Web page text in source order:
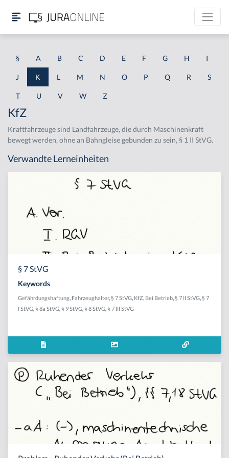
§ A B C D E F G H I
J K L M N O P Q R S
T U V W Z
KfZ
Kraftfahrzeuge sind Landfahrzeuge, die durch Maschinenkraft
bewegt werden, ohne an Bahngleise gebunden zu sein, § 1 II StVG.
Verwandte Lerneinheiten
§ 7 StVG
Keywords
Gefährdungshaftung Fahrzeughalter, § 7 StVG KfZ Bei Betrieb § 7 II StVG § 7
I StVG § 8a StVG § 9 StVG § 8 StVG § 7 III StVG